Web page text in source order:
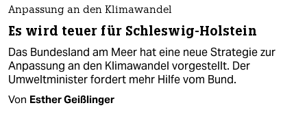
Anpassung an den Klimawandel
Es wird teuer für Schleswig-Holstein
Das Bundesland am Meer hat eine neue Strategie zur
Anpassung an den Klimawandel vorgestellt. Der
Umweltminister fordert mehr Hilfe vom Bund.
Von Esther Geißlinger